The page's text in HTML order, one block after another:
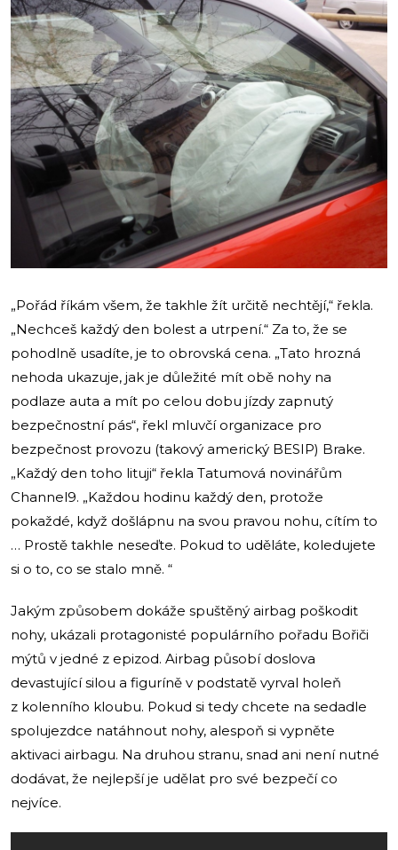
„Pořád říkám všem, že takhle žít určitě nechtějí,“ řekla.
„Nechceš každý den bolest a utrpení.“ Za to, že se
pohodlně usadíte, je to obrovská cena. „Tato hrozná
nehoda ukazuje, jak je důležité mít obě nohy na
podlaze auta a mít po celou dobu jízdy zapnutý
bezpečnostní pás“, řekl mluvčí organizace pro
bezpečnost provozu (takový americký BESIP) Brake.
„Každý den toho lituji“ řekla Tatumová novinářům
Channel9. „Každou hodinu každý den, protože
pokaždé, když došlápnu na svou pravou nohu, cítím to
… Prostě takhle neseďte. Pokud to uděláte, koledujete
si o to, co se stalo mně. “
Jakým způsobem dokáže spuštěný airbag poškodit
nohy, ukázali protagonisté populárního pořadu Bořiči
mýtů v jedné z epizod. Airbag působí doslova
devastující silou a figuríně v podstatě vyrval holeň
z kolenního kloubu. Pokud si tedy chcete na sedadle
spolujezdce natáhnout nohy, alespoň si vypněte
aktivaci airbagu. Na druhou stranu, snad ani není nutné
dodávat, že nejlepší je udělat pro své bezpečí co
nejvíce.